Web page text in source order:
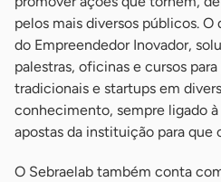
pelos mais diversos públicos.
do Empreendedor Inovador,
palestras, oficinas e cursos
tradicionais e startups em
conhecimento, sempre ligado
apostas da instituição para que
O Sebraelab também conta